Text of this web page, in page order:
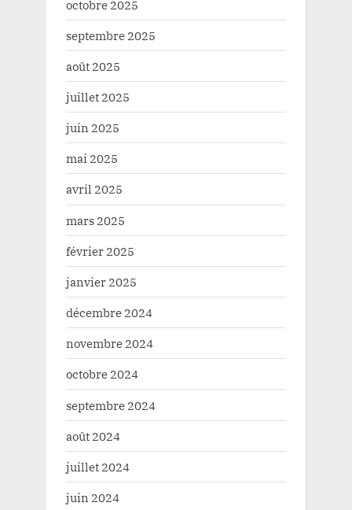
octobre 2025
septembre 2025
août 2025
juillet 2025
juin 2025
mai 2025
avril 2025
mars 2025
février 2025
janvier 2025
décembre 2024
novembre 2024
octobre 2024
septembre 2024
août 2024
juillet 2024
juin 2024